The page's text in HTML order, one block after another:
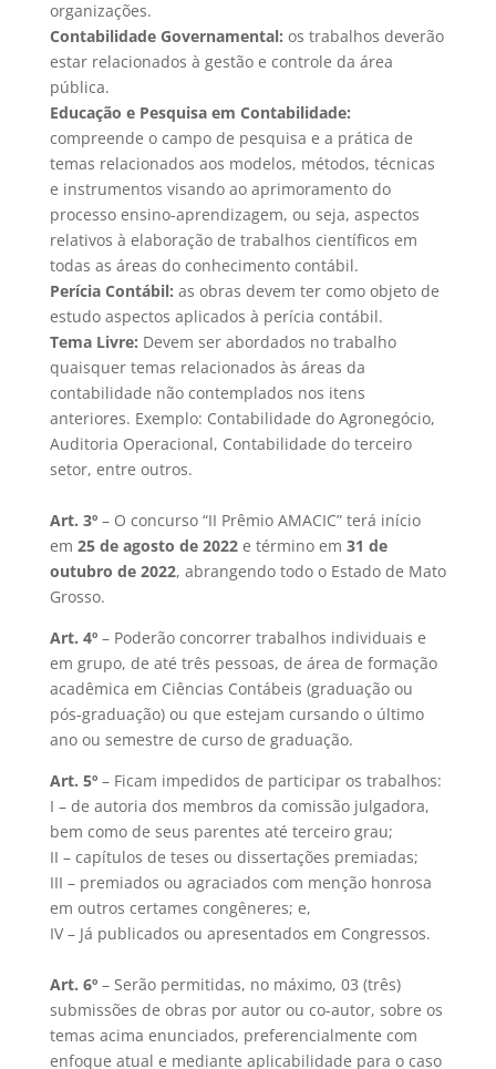
organizações.
Contabilidade Governamental: os trabalhos deverão
estar relacionados à gestão e controle da área
pública.
Educação e Pesquisa em Contabilidade:
compreende o campo de pesquisa e a prática de
temas relacionados aos modelos, métodos, técnicas
e instrumentos visando ao aprimoramento do
processo ensino-aprendizagem, ou seja, aspectos
relativos à elaboração de trabalhos científicos em
todas as áreas do conhecimento contábil.
Perícia Contábil: as obras devem ter como objeto de
estudo aspectos aplicados à perícia contábil.
Tema Livre: Devem ser abordados no trabalho
quaisquer temas relacionados às áreas da
contabilidade não contemplados nos itens
anteriores. Exemplo: Contabilidade do Agronegócio,
Auditoria Operacional, Contabilidade do terceiro
setor, entre outros.
Art. 3º – O concurso “II Prêmio AMACIC” terá início
em 25 de agosto de 2022e término em 31 de
outubro de 2022, abrangendo todo o Estado de Mato
Grosso.
Art. 4º– Poderão concorrer trabalhos individuais e
em grupo, de até três pessoas, de área de formação
acadêmica em Ciências Contábeis (graduação ou
pós-graduação) ou que estejam cursando o último
ano ou semestre de curso de graduação.
Art. 5º – Ficam impedidos de participar os trabalhos:
I – de autoria dos membros da comissão julgadora,
bem como de seus parentes até terceiro grau;
II – capítulos de teses ou dissertações premiadas;
III – premiados ou agraciados com menção honrosa
em outros certames congêneres; e,
IV – Já publicados ou apresentados em Congressos.
Art. 6º– Serão permitidas, no máximo, 03 (três)
submissões de obras por autor ou co-autor, sobre os
temas acima enunciados, preferencialmente com
enfoque atual e mediante aplicabilidade para o caso